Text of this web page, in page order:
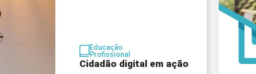
Educação
Profissional
Cidadão digital em ação